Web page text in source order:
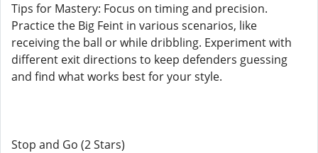
Tips for Mastery: Focus on timing and precision.
Practice the Big Feint in various scenarios, like
receiving the ball or while dribbling. Experiment with
different exit directions to keep defenders guessing
and find what works best for your style.
Stop and Go (2 Stars)